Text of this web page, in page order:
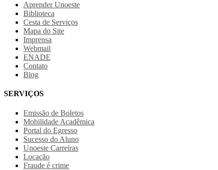
Aprender Unoeste
Biblioteca
Cesta de Serviços
Mapa do Site
Imprensa
Webmail
ENADE
Contato
Blog
SERVIÇOS
Emissão de Boletos
Mobilidade Acadêmica
Portal do Egresso
Sucesso do Aluno
Unoeste Carreiras
Locação
Fraude é crime